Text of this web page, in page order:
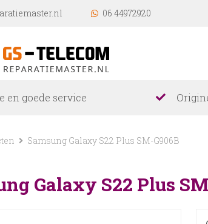
06 44972920
en goede service
Samsung Galaxy S22 Plus SM-G906B
Galaxy S22 Plus